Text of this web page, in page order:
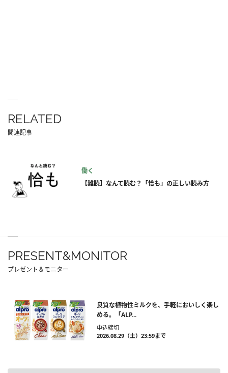
RELATED
関連記事
働く
【難読】なんて読む？「恰も」の正しい読み方
PRESENT&MONITOR
プレゼント＆モニター
良質な植物性ミルクを、手軽においしく楽し
める。「ALP...
申込締切
2026.08.29（土）23:59まで